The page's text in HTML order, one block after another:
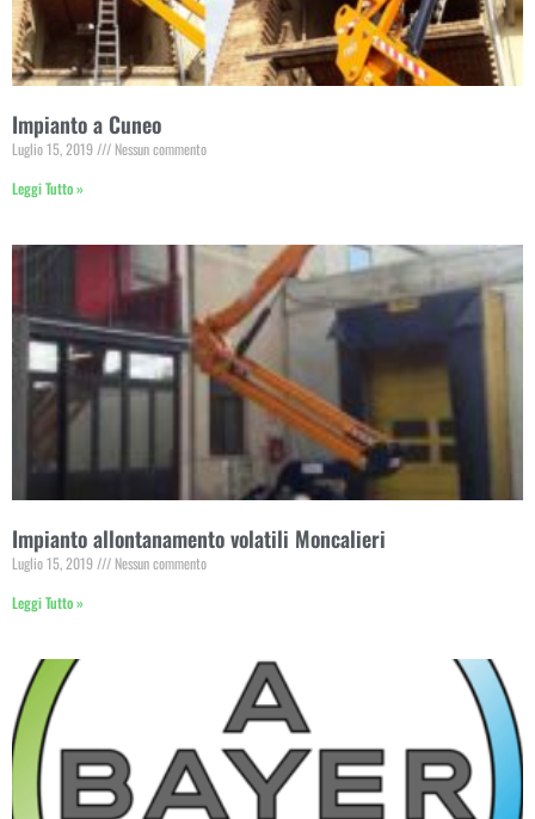
Impianto a Cuneo
Luglio 15, 2019
Nessun commento
Leggi Tutto »
Impianto allontanamento volatili Moncalieri
Luglio 15, 2019
Nessun commento
Leggi Tutto »